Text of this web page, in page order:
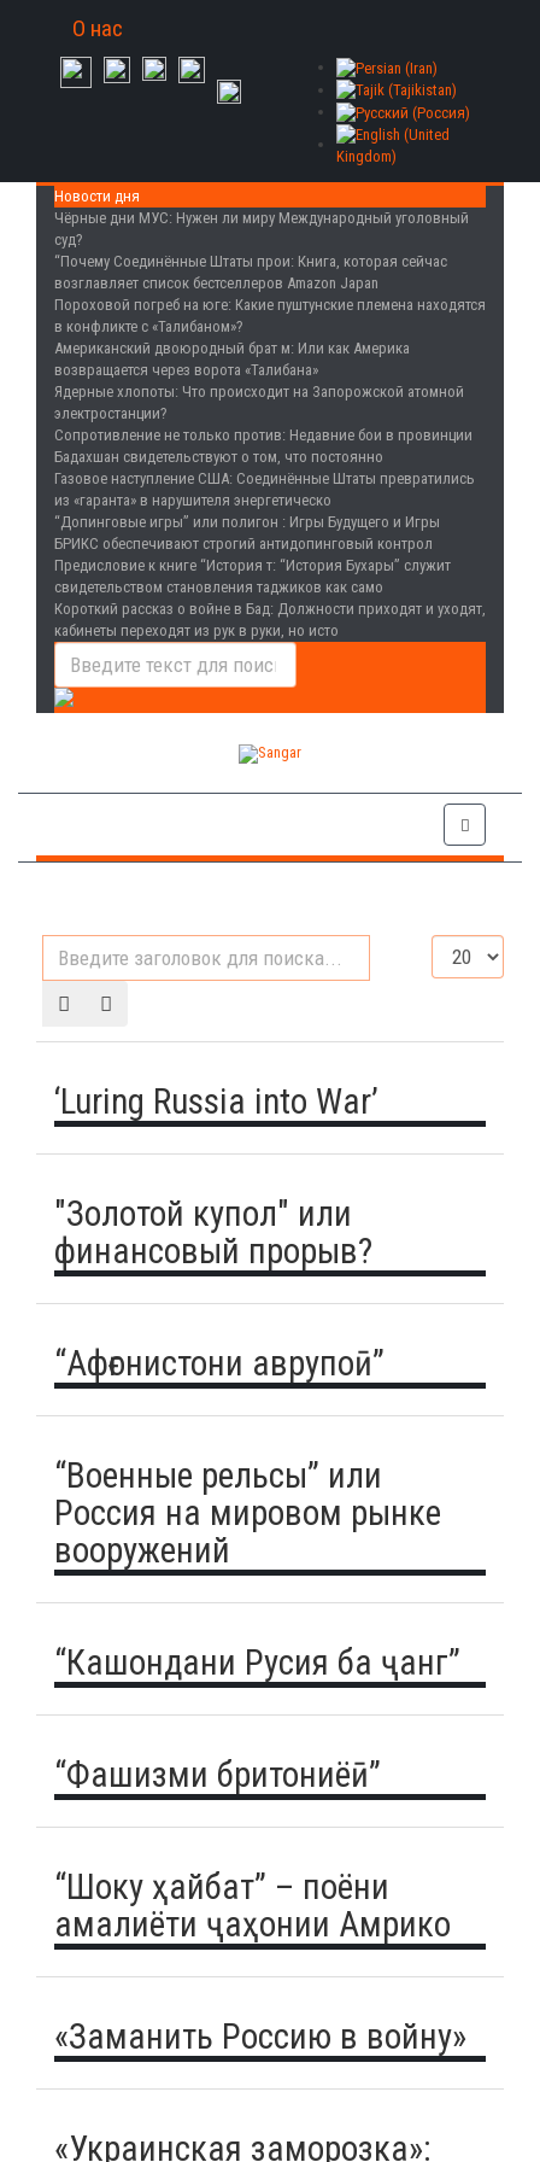
О нас
Новости дня
Чёрные дни МУС: Нужен ли миру Международный уголовный
суд?
“Почему Соединённые Штаты прои: Книга, которая сейчас
возглавляет список бестселлеров Amazon Japan
Пороховой погреб на юге: Какие пуштунские племена находятся
в конфликте с «Талибаном»?
Американский двоюродный брат м: Или как Америка
возвращается через ворота «Талибана»
Ядерные хлопоты: Что происходит на Запорожской атомной
электростанции?
Сопротивление не только против: Недавние бои в провинции
Бадахшан свидетельствуют о том, что постоянно
Газовое наступление США: Соединённые Штаты превратились
из «гаранта» в нарушителя энергетическо
“Допинговые игры” или полигон : Игры Будущего и Игры
БРИКС обеспечивают строгий антидопинговый контрол
Предисловие к книге “История т: “История Бухары” служит
свидетельством становления таджиков как само
Короткий рассказ о войне в Бад: Должности приходят и уходят,
кабинеты переходят из рук в руки, но исто
заголовок
поиска...
Кол-
‘Luring Russia into War’
"Золотой купол" или
финансовый прорыв?
“Афғонистони аврупоӣ”
“Военные рельсы” или
Россия на мировом рынке
вооружений
“Кашондани Русия ба ҷанг”
“Фашизми бритониёӣ”
“Шоку ҳайбат” – поёни
амалиёти ҷаҳонии Амрико
«Заманить Россию в войну»
«Украинская заморозка»: